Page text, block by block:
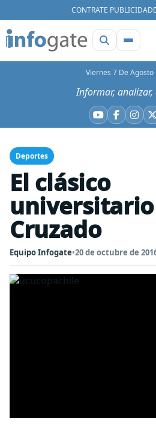
CONTRATE PUBLICIDAD
Viernes 7 De Agosto
Informar,
YouTube X
Deportes
El clásico
Cruzado
Equipo Infogate•20 de octubre de